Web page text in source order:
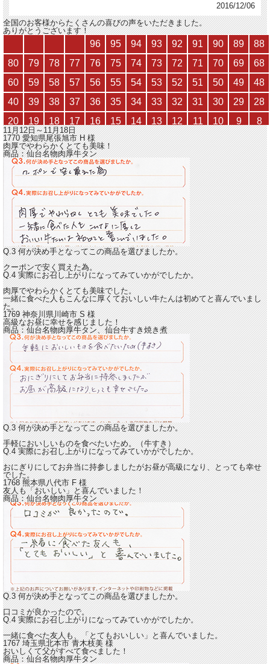
2016/12/06
全国のお客様からたくさんの喜びの声をいただきました。
ありがとうございます！
11月12日～11月18日
1770 愛知県尾張旭市H様
肉厚でやわらかくとても美味！
商品：仙台名物肉厚牛タン
Q.3 何が決め手となってこの商品を選びましたか。
クーポンで安く買えた為。
Q.4 実際にお召し上がりになってみていかがでしたか。
肉厚でやわらかくとても美味でした。
一緒に食べた人もこんなに厚くておいしい牛たんは初めてと喜んでいまし
た。
1769 神奈川県川崎市S様
高級なお昼に幸せを感じました！
商品：仙台名物肉厚牛タン、仙台牛すき焼き煮
Q.3 何が決め手となってこの商品を選びましたか。
手軽においしいものを食べたいため。（牛すき）
Q.4 実際にお召し上がりになってみていかがでしたか。
おにぎりにしてお弁当に持参しましたがお昼が高級になり、とっても幸せ
でした。
1768 熊本県八代市F様
友人も「おいしい」と喜んでいました！
商品：仙台名物肉厚牛タン
Q.3 何が決め手となってこの商品を選びましたか。
口コミが良かったので。
Q.4 実際にお召し上がりになってみていかがでしたか。
一緒に食べた友人も、「とてもおいしい」と喜んでいました。
1767 埼玉県北本市青木枝美様
おいしくて父がすべて食べました！
商品：仙台名物肉厚牛タン